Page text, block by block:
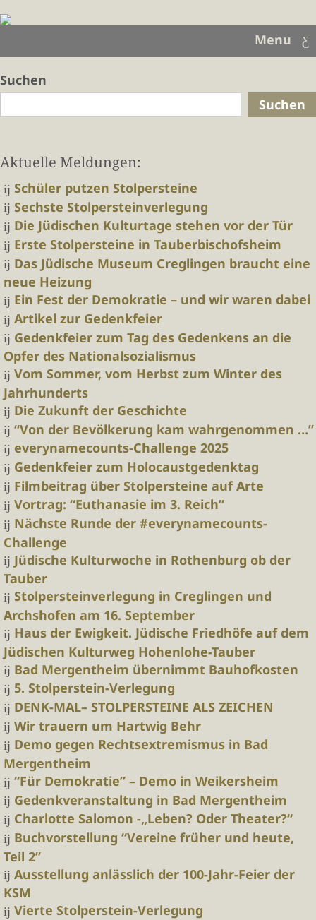
Menu
Suchen
Suchen
Aktuelle Meldungen:
Schüler putzen Stolpersteine
Sechste Stolpersteinverlegung
Die Jüdischen Kulturtage stehen vor der Tür
Erste Stolpersteine in Tauberbischofsheim
Das Jüdische Museum Creglingen braucht eine
neue Heizung
Ein Fest der Demokratie – und wir waren dabei
Artikel zur Gedenkfeier
Gedenkfeier zum Tag des Gedenkens an die
Opfer des Nationalsozialismus
Vom Sommer, vom Herbst zum Winter des
Jahrhunderts
Die Zukunft der Geschichte
“Von der Bevölkerung kam wahrgenommen …”
everynamecounts-Challenge 2025
Gedenkfeier zum Holocaustgedenktag
Filmbeitrag über Stolpersteine auf Arte
Vortrag: “Euthanasie im 3. Reich”
Nächste Runde der #everynamecounts-
Challenge
Jüdische Kulturwoche in Rothenburg ob der
Tauber
Stolpersteinverlegung in Creglingen und
Archshofen am 16. September
Haus der Ewigkeit. Jüdische Friedhöfe auf dem
Jüdischen Kulturweg Hohenlohe-Tauber
Bad Mergentheim übernimmt Bauhofkosten
5. Stolperstein-Verlegung
DENK-MAL– STOLPERSTEINE ALS ZEICHEN
Wir trauern um Hartwig Behr
Demo gegen Rechtsextremismus in Bad
Mergentheim
“Für Demokratie” – Demo in Weikersheim
Gedenkveranstaltung in Bad Mergentheim
Charlotte Salomon -„Leben? Oder Theater?“
Buchvorstellung “Vereine früher und heute,
Teil 2”
Ausstellung anlässlich der 100-Jahr-Feier der
KSM
Vierte Stolperstein-Verlegung